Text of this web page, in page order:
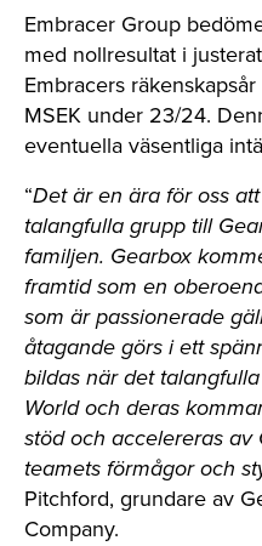
Embracer Group
med nollresultat i
Embracers
MSEK under 23/24.
eventuella väsentliga
“Det är en ära för oss
talangfulla grupp till
familjen. Gearbox
framtid som en
som är passionerade
åtagande görs i ett
bildas när det
World och deras
stöd och accelereras av
teamets förmågor och
Pitchford, grundare av
Company.